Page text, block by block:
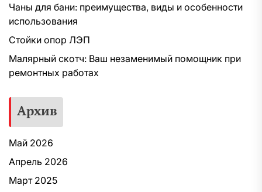
Чаны для бани: преимущества, виды и особенности
использования
Стойки опор ЛЭП
Малярный скотч: Ваш незаменимый помощник при
ремонтных работах
Архив
Май 2026
Апрель 2026
Март 2025